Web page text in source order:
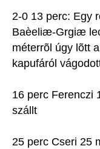
2-0 13 perc: Egy
Baèeliæ-Grgiæ
méterrõl úgy lõtt
kapufáról
16 perc Ferenczi
szállt
25 perc Cseri 25